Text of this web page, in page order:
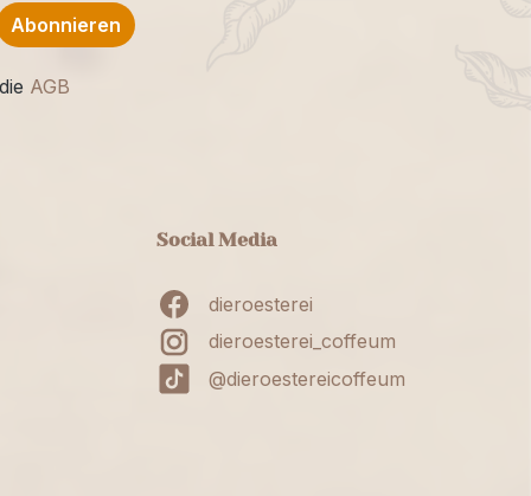
Abonnieren
AGB
Social Media
dieroesterei
dieroesterei_coffeum
@dieroestereicoffeum